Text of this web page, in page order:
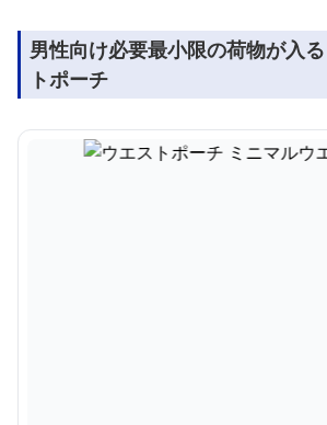
男性向け必要最小限の荷物が入
トポーチ